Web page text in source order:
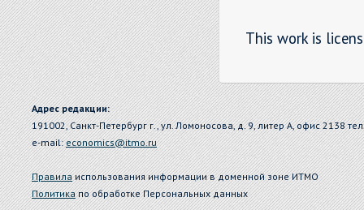
This work is
Адрес редакции:
191002, Санкт-Петербург г., ул. Ломоносова, д. 9, литер А, офис 2138
e-mail:economics@itmo.ru
Правилаиспользования информации в доменной зоне ИТМО
Политикапо обработке Персональных данных